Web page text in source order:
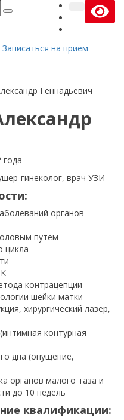
Записаться на прием
Геннадьевич
года
гинеколог, врач УЗИ
органов
путем
цикла
контрацепции
шейки матки
хирургический лазер,
контурная
дна (опущение,
органов малого таза и
до 10 недель
квалификации: